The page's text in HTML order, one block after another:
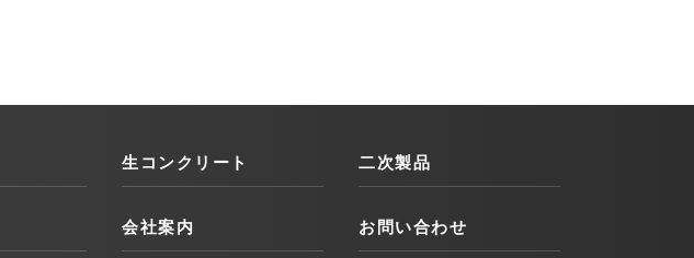
生コンクリート 二次製品
会社案内 お問い合わせ